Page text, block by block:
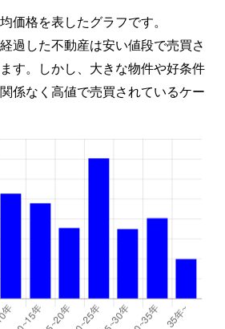
価格を表したグラフです。
過した不動産は安い値段で売買さ
す。しかし、大きな物件や好条件
係なく高値で売買されているケー